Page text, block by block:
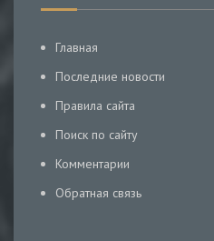
Главная
Последние новости
Правила сайта
Поиск по сайту
Комментарии
Обратная связь